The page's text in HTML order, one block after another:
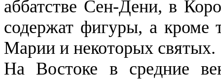
аббатстве Сен-Дени, в
содержат фигуры, а кроме
Марии и некоторых святых.
На Востоке в средние